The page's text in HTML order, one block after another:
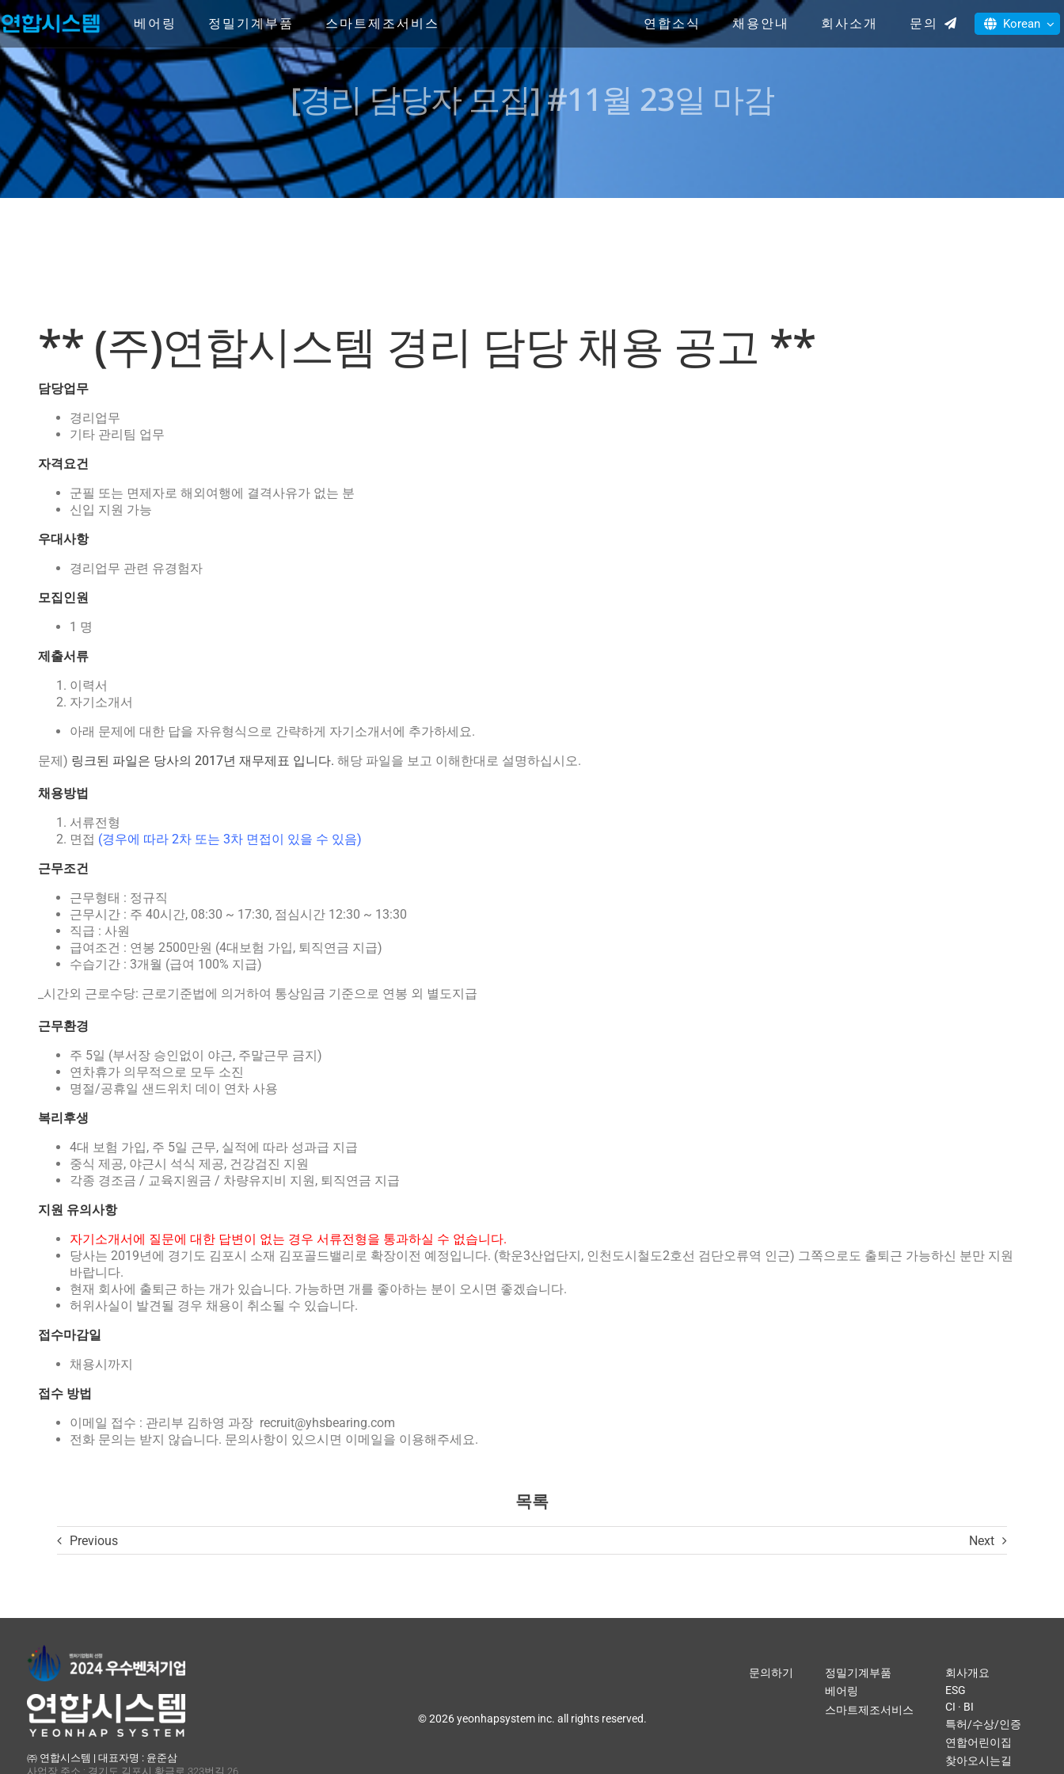
Skip
to
content
베어링 정밀기계부품 스마트제조서비스 연합소식 채용안내 회사소개 문의 Korean
[경리 담당자 모집] #11월 23일 마감
** (주)연합시스템 경리 담당 채용 공고 **
담당업무
경리업무
기타 관리팀 업무
자격요건
군필 또는 면제자로 해외여행에 결격사유가 없는 분
신입 지원 가능
우대사항
경리업무 관련 유경험자
모집인원
1 명
제출서류
이력서
자기소개서
아래 문제에 대한 답을 자유형식으로 간략하게 자기소개서에 추가하세요.
문제) 링크된 파일은 당사의 2017년 재무제표 입니다. 해당 파일을 보고 이해한대로 설명하십시오.
채용방법
서류전형
면접 (경우에 따라 2차 또는 3차 면접이 있을 수 있음)
근무조건
근무형태 : 정규직
근무시간 : 주 40시간, 08:30 ~ 17:30, 점심시간 12:30 ~ 13:30
직급 : 사원
급여조건 : 연봉 2500만원 (4대보험 가입, 퇴직연금 지급)
수습기간 : 3개월 (급여 100% 지급)
_시간외 근로수당: 근로기준법에 의거하여 통상임금 기준으로 연봉 외 별도지급
근무환경
주 5일 (부서장 승인없이 야근, 주말근무 금지)
연차휴가 의무적으로 모두 소진
명절/공휴일 샌드위치 데이 연차 사용
복리후생
4대 보험 가입, 주 5일 근무, 실적에 따라 성과급 지급
중식 제공, 야근시 석식 제공, 건강검진 지원
각종 경조금 / 교육지원금 / 차량유지비 지원, 퇴직연금 지급
지원 유의사항
자기소개서에 질문에 대한 답변이 없는 경우 서류전형을 통과하실 수 없습니다.
당사는 2019년에 경기도 김포시 소재 김포골드밸리로 확장이전 예정입니다. (학운3산업단지, 인천도시철도2호선 검단오류역 인근) 그쪽으로도 출퇴근 가능하신 분만 지원
바랍니다.
현재 회사에 출퇴근 하는 개가 있습니다. 가능하면 개를 좋아하는 분이 오시면 좋겠습니다.
허위사실이 발견될 경우 채용이 취소될 수 있습니다.
접수마감일
채용시까지
접수 방법
이메일 접수 : 관리부 김하영 과장 recruit@yhsbearing.com
전화 문의는 받지 않습니다. 문의사항이 있으시면 이메일을 이용해주세요.
목록
Previous Next
㈜ 연합시스템 | 대표자명 : 윤준삼
사업장 주소 : 경기도 김포시 황금로 323번길 26
© 2026 yeonhapsystem inc. all rights reserved.
문의하기
정밀기계부품
베어링
스마트제조서비스
회사개요
ESG
CI · BI
특허/수상/인증
연합어린이집
찾아오시는길